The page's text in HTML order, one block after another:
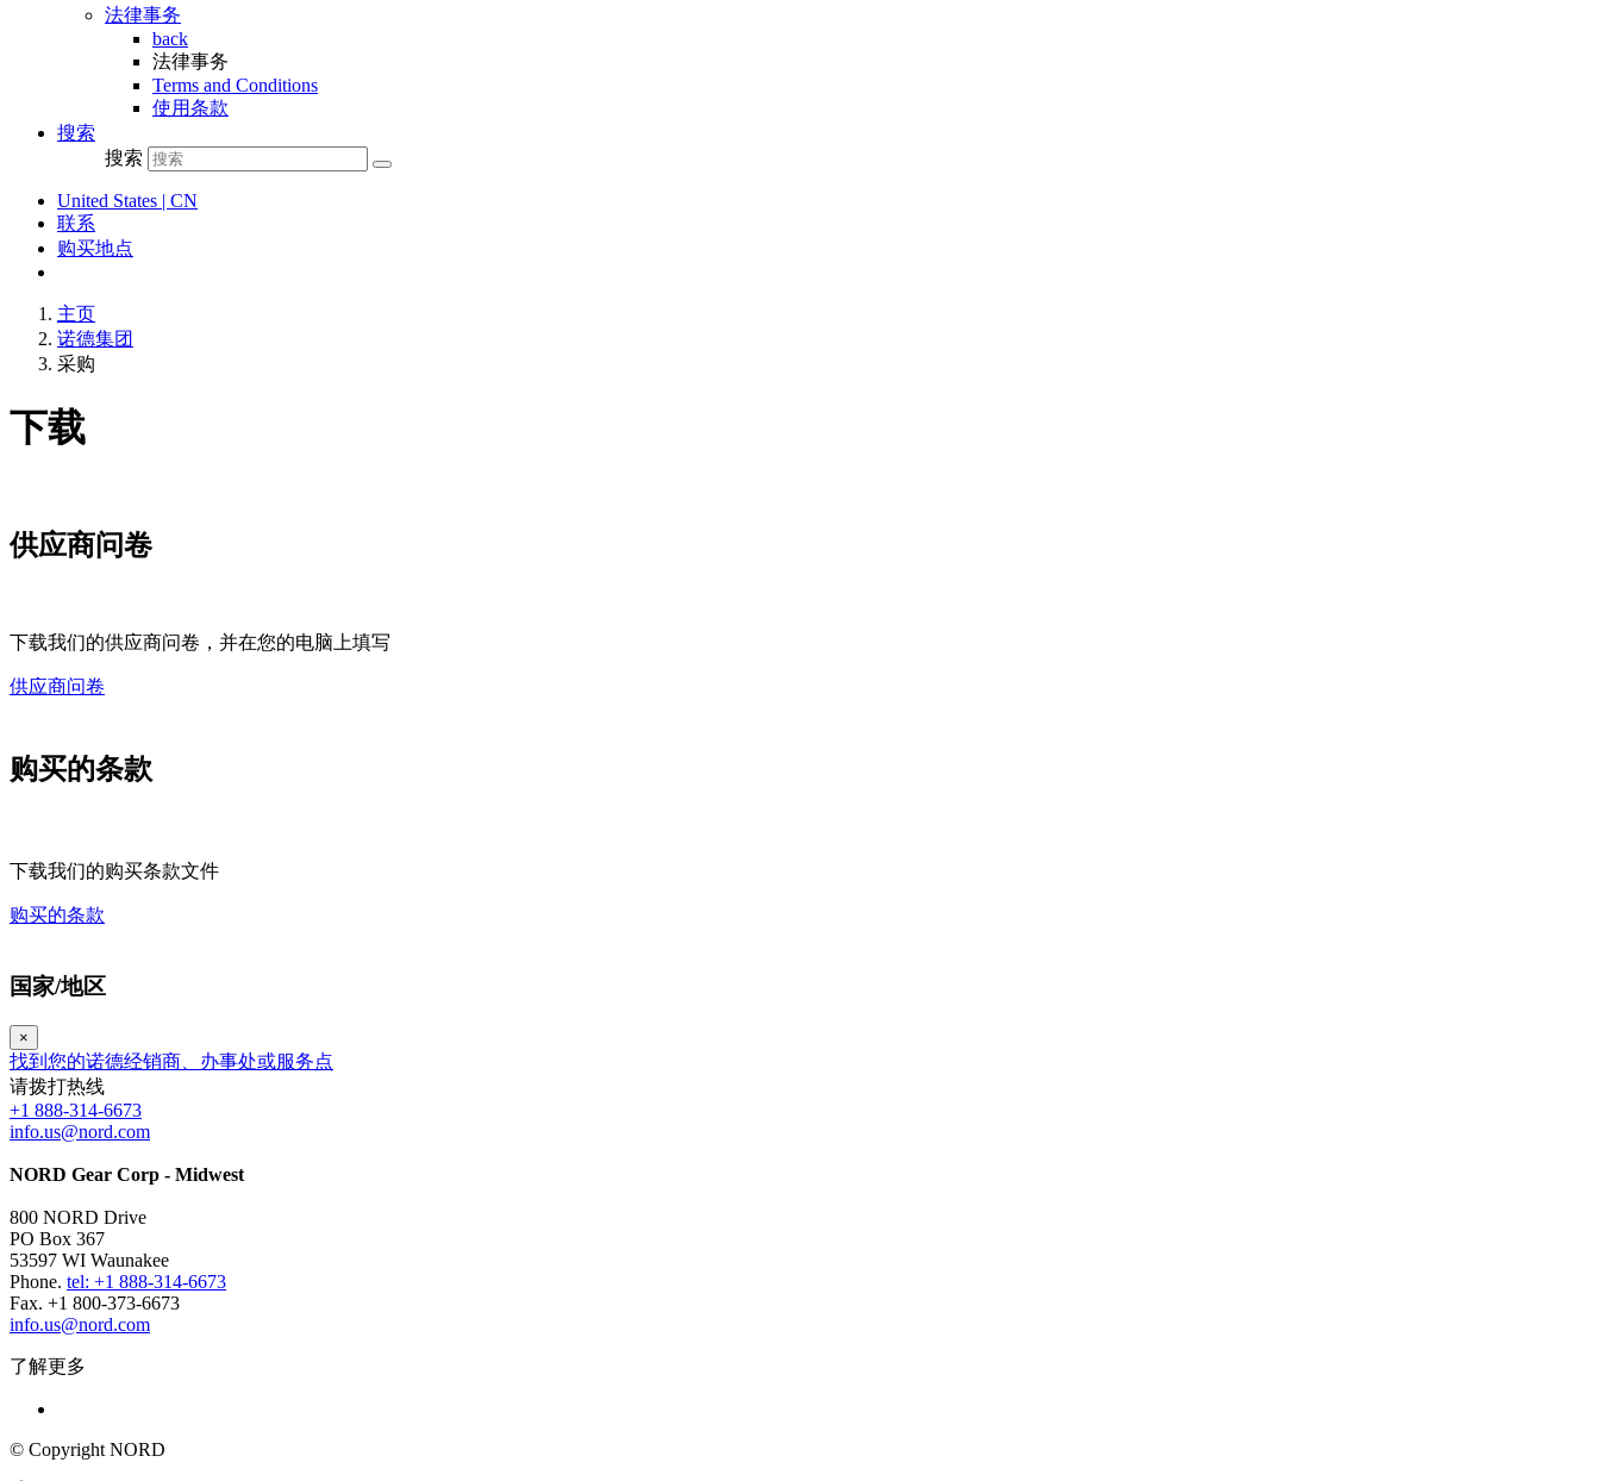
法律事务
back
法律事务
Terms and Conditions
使用条款
搜索
搜索
United States | CN
联系
购买地点
主页
诺德集团
采购
下载
供应商问卷
下载我们的供应商问卷，并在您的电脑上填写
供应商问卷
购买的条款
下载我们的购买条款文件
购买的条款
国家/地区
×
找到您的诺德经销商、办事处或服务点
请拨打热线
+1 888-314-6673
info.us@nord.com
NORD Gear Corp - Midwest
800 NORD Drive
PO Box 367
53597 WI Waunakee
Phone. tel: +1 888-314-6673
Fax. +1 800-373-6673
info.us@nord.com
了解更多
© Copyright NORD